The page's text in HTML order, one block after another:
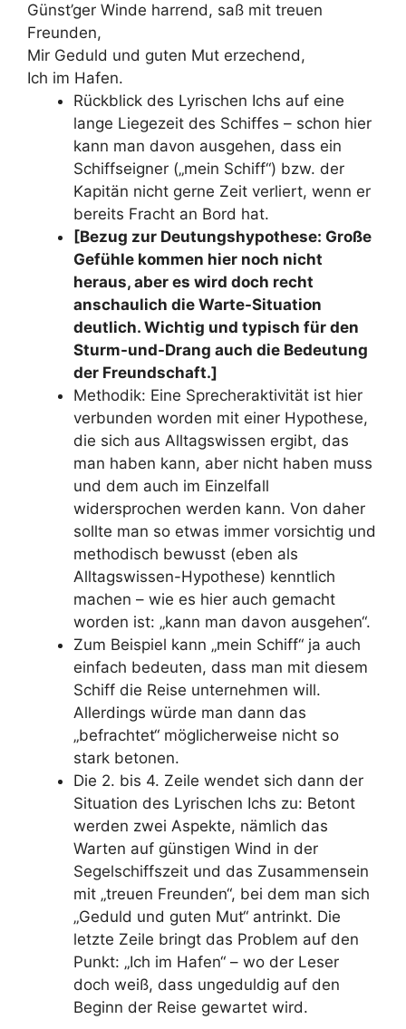
Günst’ger Winde harrend, saß mit treuen
Freunden,
Mir Geduld und guten Mut erzechend,
Ich im Hafen.
Rückblick des Lyrischen Ichs auf eine
lange Liegezeit des Schiffes – schon hier
kann man davon ausgehen, dass ein
Schiffseigner („mein Schiff“) bzw. der
Kapitän nicht gerne Zeit verliert, wenn er
bereits Fracht an Bord hat.
[Bezug zur Deutungshypothese: Große
Gefühle kommen hier noch nicht
heraus, aber es wird doch recht
anschaulich die Warte-Situation
deutlich. Wichtig und typisch für den
Sturm-und-Drang auch die Bedeutung
der Freundschaft.]
Methodik: Eine Sprecheraktivität ist hier
verbunden worden mit einer Hypothese,
die sich aus Alltagswissen ergibt, das
man haben kann, aber nicht haben muss
und dem auch im Einzelfall
widersprochen werden kann. Von daher
sollte man so etwas immer vorsichtig und
methodisch bewusst (eben als
Alltagswissen-Hypothese) kenntlich
machen – wie es hier auch gemacht
worden ist: „kann man davon ausgehen“.
Zum Beispiel kann „mein Schiff“ ja auch
einfach bedeuten, dass man mit diesem
Schiff die Reise unternehmen will.
Allerdings würde man dann das
„befrachtet“ möglicherweise nicht so
stark betonen.
Die 2. bis 4. Zeile wendet sich dann der
Situation des Lyrischen Ichs zu: Betont
werden zwei Aspekte, nämlich das
Warten auf günstigen Wind in der
Segelschiffszeit und das Zusammensein
mit „treuen Freunden“, bei dem man sich
„Geduld und guten Mut“ antrinkt. Die
letzte Zeile bringt das Problem auf den
Punkt: „Ich im Hafen“ – wo der Leser
doch weiß, dass ungeduldig auf den
Beginn der Reise gewartet wird.